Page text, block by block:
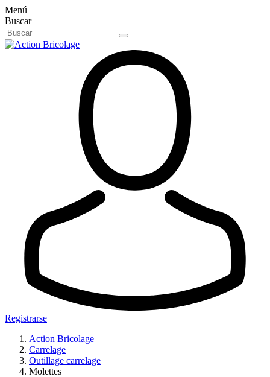
Menú
Buscar
Registrarse
Action Bricolage
Carrelage
Outillage carrelage
Molettes